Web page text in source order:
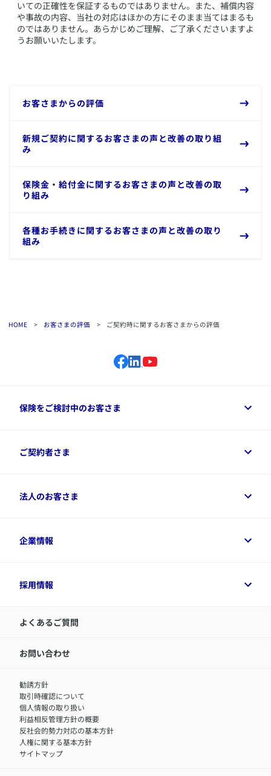
いての正確性を保証するものではありません。また、補償内容
や事故の内容、当社の対応はほかの方にそのまま当てはまるも
のではありません。あらかじめご理解、ご了承くださいますよ
うお願いいたします。
​お客さまからの評価
​新規ご契約に関するお客さまの声と改善の取り組
み
保険金・給付金に関するお客さまの声と改善の取
り組み​
各種お手続きに関するお客さまの声と改善の取り
組み
HOME > お客さまの評価 > ご契約時に関するお客さまからの評価
保険をご検討中のお客さま
保険をご検討中のお客さまトップ
資料請求
変額保険各種情報
ご契約者さま
ご契約者さまトップ
デジタル約款
令和8年（2026年）分の生命保険料控除証明書について
アクサのネット完結保険（旧アクサダイレクト生命）
法人のお客さま
法人のお客さまトップ
経営者サポートサービス
企業情報
企業情報トップ
アクサ生命が選ばれる理由
IR情報
サステナビリティの取り組み
​お客さまを金融犯罪からお守りするために
アクサグループについて
採用情報
採用情報トップ
中途採用：内勤正社員
職）
中途採用：フィナンシャルプラン・アドバイザー（営業職）
障害者採用
よくあるご質問
お問い合わせ
勧誘方針
取引時確認について
個人情報の取り扱い
利益相反管理方針の概要
反社会的勢力対応の基本方針
人権に関する基本方針
サイトマップ